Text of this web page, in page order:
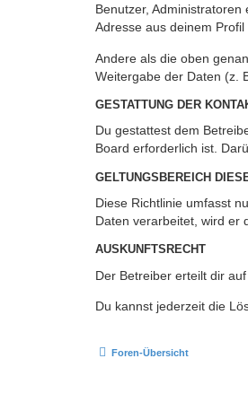
Benutzer,
Adresse aus deinem
Andere als die oben
Weitergabe der Daten (z.
GESTATTUNG DER
Du gestattest dem
Board erforderlich ist.
GELTUNGSBEREICH
Diese Richtlinie umfasst
Daten verarbeitet, wird er
AUSKUNFTSRECHT
Der Betreiber erteilt dir
Du kannst jederzeit die
Foren-Übersicht